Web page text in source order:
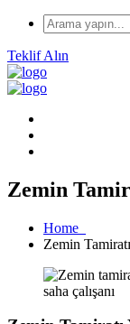
Teklif Alın
Zemin
Home
Zemin